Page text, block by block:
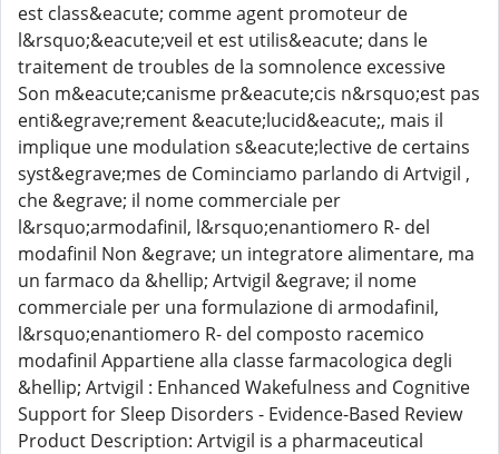
est class&eacute; comme agent promoteur de
l&rsquo;&eacute;veil et est utilis&eacute; dans le
traitement de troubles de la somnolence excessive
Son m&eacute;canisme pr&eacute;cis n&rsquo;est pas
enti&egrave;rement &eacute;lucid&eacute;, mais il
implique une modulation s&eacute;lective de certains
syst&egrave;mes de Cominciamo parlando di Artvigil ,
che &egrave; il nome commerciale per
l&rsquo;armodafinil, l&rsquo;enantiomero R- del
modafinil Non &egrave; un integratore alimentare, ma
un farmaco da &hellip; Artvigil &egrave; il nome
commerciale per una formulazione di armodafinil,
l&rsquo;enantiomero R- del composto racemico
modafinil Appartiene alla classe farmacologica degli
&hellip; Artvigil : Enhanced Wakefulness and Cognitive
Support for Sleep Disorders - Evidence-Based Review
Product Description: Artvigil is a pharmaceutical